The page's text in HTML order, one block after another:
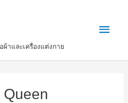
ผ้าและเครื่องแต่งกาย